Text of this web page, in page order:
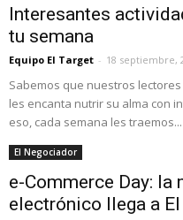
Interesantes
tu semana
Equipo El Target - 18 septiembre,
Sabemos que nuestros
les encanta nutrir su alma con
eso, cada semana les traemos...
El Negociador
e-Commerce Day:
electrónico llega a